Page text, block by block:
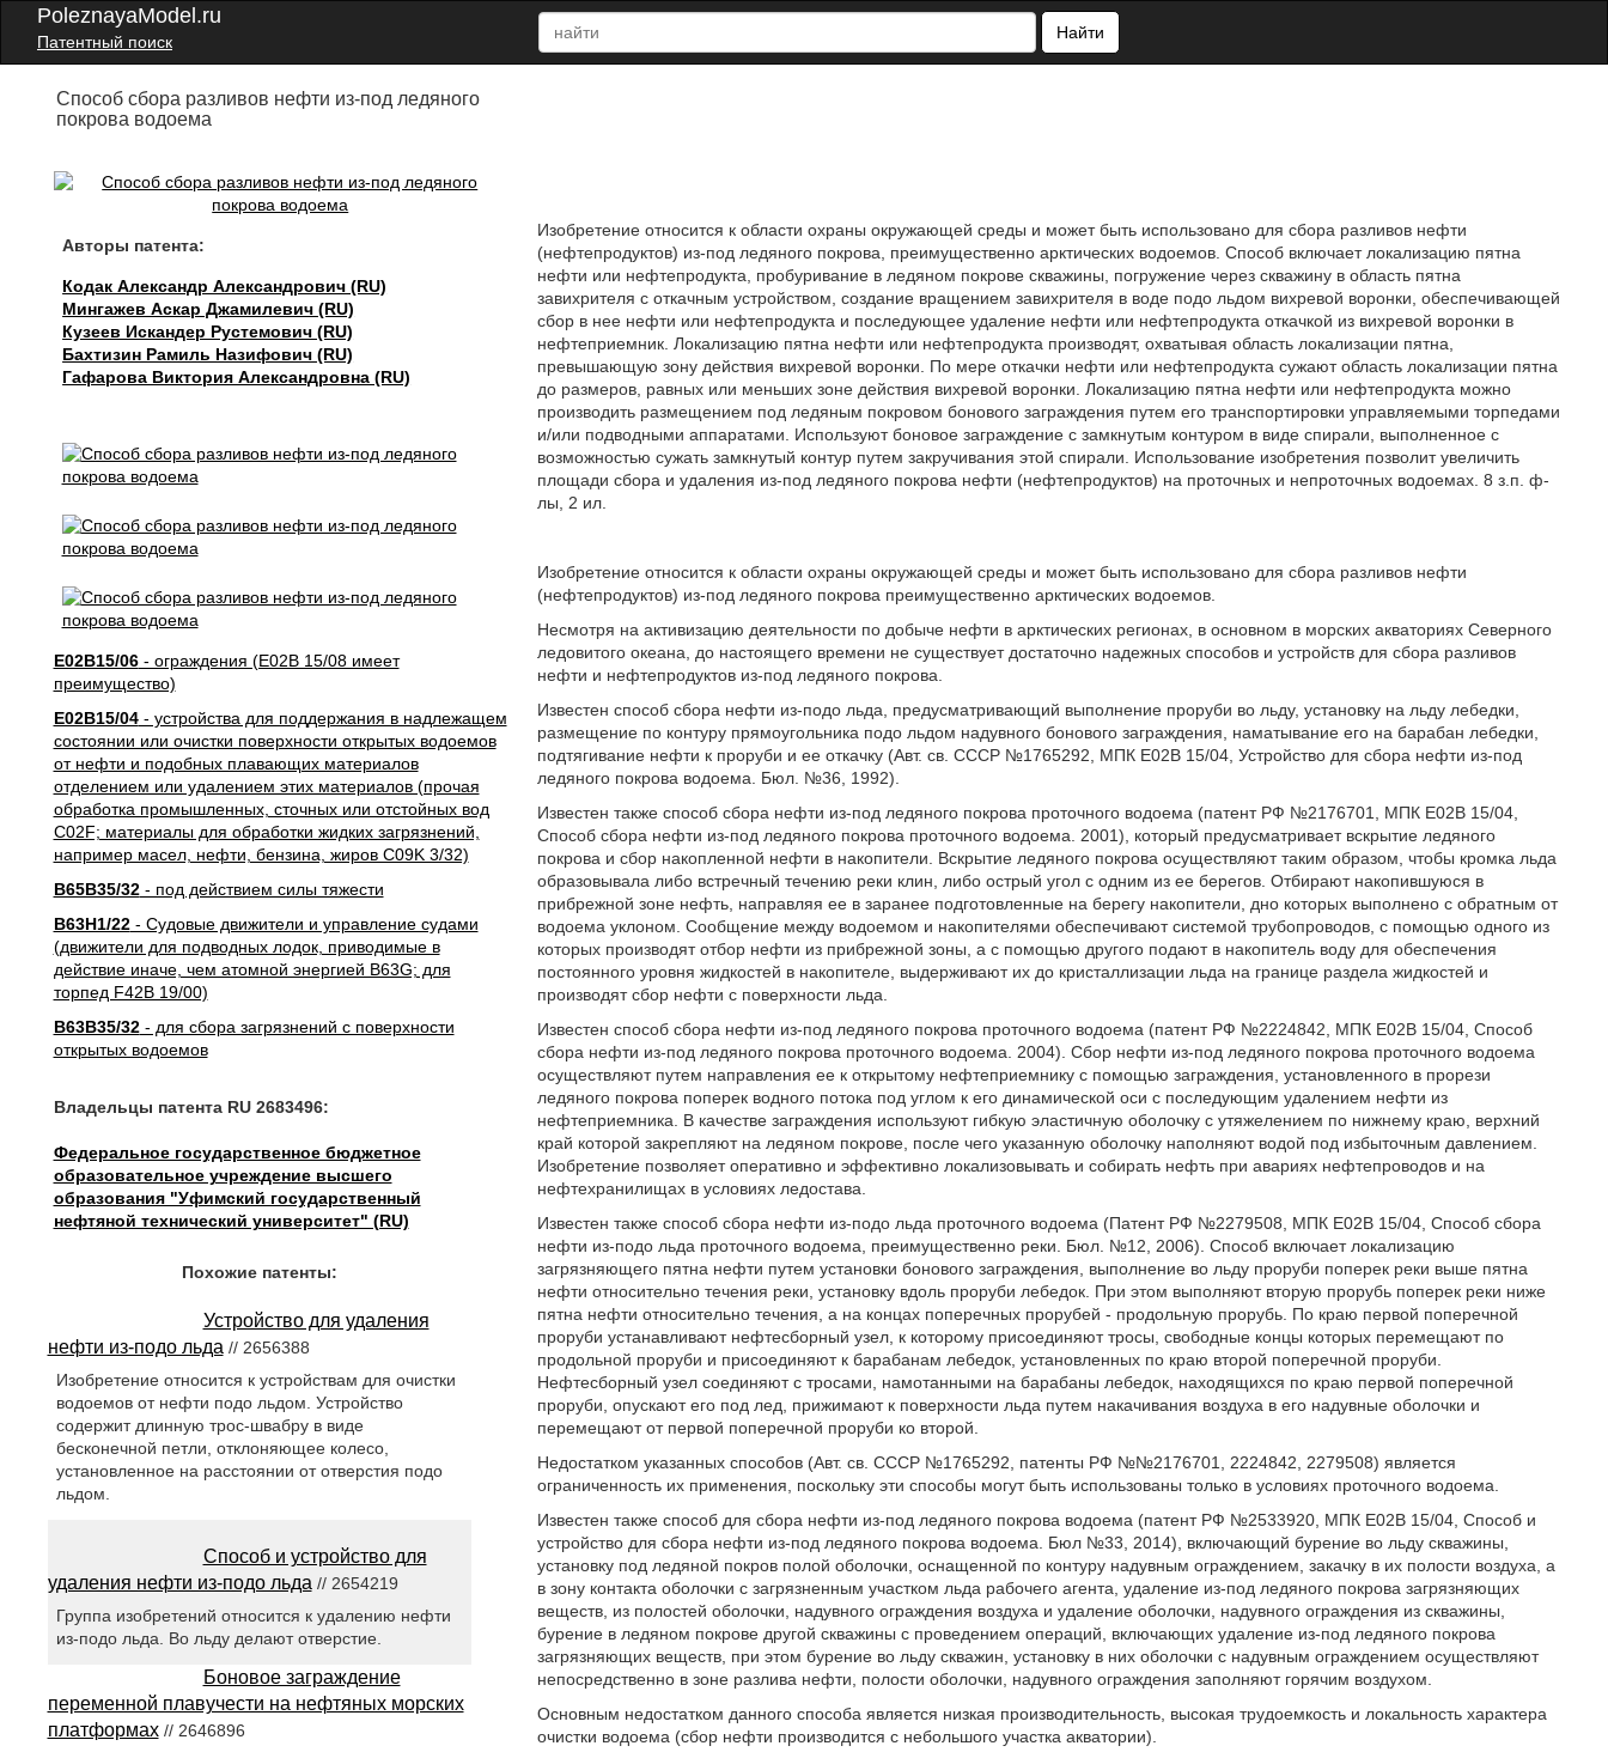
PoleznayaModel.ru
Патентный поиск
Найти
Способ сбора разливов нефти из-под ледяного
покрова водоема
Авторы патента:
Кодак Александр Александрович (RU)
Мингажев Аскар Джамилевич (RU)
Кузеев Искандер Рустемович (RU)
Бахтизин Рамиль Назифович (RU)
Гафарова Виктория Александровна (RU)
E02B15/06- ограждения (E02B 15/08 имеет
преимущество)
E02B15/04- устройства для поддержания в надлежащем
состоянии или очистки поверхности открытых водоемов
от нефти и подобных плавающих материалов
отделением или удалением этих материалов (прочая
обработка промышленных, сточных или отстойных вод
C02F; материалы для обработки жидких загрязнений,
например масел, нефти, бензина, жиров C09K 3/32)
B65B35/32- под действием силы тяжести
B63H1/22- Судовые движители и управление судами
(движители для подводных лодок, приводимые в
действие иначе, чем атомной энергией B63G; для
торпед F42B 19/00)
B63B35/32- для сбора загрязнений с поверхности
открытых водоемов
Владельцы патента RU 2683496:
Федеральное государственное бюджетное
образовательное учреждение высшего
образования "Уфимский государственный
нефтяной технический университет" (RU)
Изобретение относится к области охраны окружающей среды и может быть использовано для сбора разливов нефти
(нефтепродуктов) из-под ледяного покрова, преимущественно арктических водоемов. Способ включает локализацию пятна
нефти или нефтепродукта, пробуривание в ледяном покрове скважины, погружение через скважину в область пятна
завихрителя с откачным устройством, создание вращением завихрителя в воде подо льдом вихревой воронки, обеспечивающей
сбор в нее нефти или нефтепродукта и последующее удаление нефти или нефтепродукта откачкой из вихревой воронки в
нефтеприемник. Локализацию пятна нефти или нефтепродукта производят, охватывая область локализации пятна,
превышающую зону действия вихревой воронки. По мере откачки нефти или нефтепродукта сужают область локализации пятна
до размеров, равных или меньших зоне действия вихревой воронки. Локализацию пятна нефти или нефтепродукта можно
производить размещением под ледяным покровом бонового заграждения путем его транспортировки управляемыми торпедами
и/или подводными аппаратами. Используют боновое заграждение с замкнутым контуром в виде спирали, выполненное с
возможностью сужать замкнутый контур путем закручивания этой спирали. Использование изобретения позволит увеличить
площади сбора и удаления из-под ледяного покрова нефти (нефтепродуктов) на проточных и непроточных водоемах. 8 з.п. ф-
лы, 2 ил.
Изобретение относится к области охраны окружающей среды и может быть использовано для сбора разливов нефти
(нефтепродуктов) из-под ледяного покрова преимущественно арктических водоемов.
Несмотря на активизацию деятельности по добыче нефти в арктических регионах, в основном в морских акваториях Северного
ледовитого океана, до настоящего времени не существует достаточно надежных способов и устройств для сбора разливов
нефти и нефтепродуктов из-под ледяного покрова.
Известен способ сбора нефти из-подо льда, предусматривающий выполнение проруби во льду, установку на льду лебедки,
размещение по контуру прямоугольника подо льдом надувного бонового заграждения, наматывание его на барабан лебедки,
подтягивание нефти к проруби и ее откачку (Авт. св. СССР №1765292, МПК Е02В 15/04, Устройство для сбора нефти из-под
ледяного покрова водоема. Бюл. №36, 1992).
Известен также способ сбора нефти из-под ледяного покрова проточного водоема (патент РФ №2176701, МПК Е02В 15/04,
Способ сбора нефти из-под ледяного покрова проточного водоема. 2001), который предусматривает вскрытие ледяного
покрова и сбор накопленной нефти в накопители. Вскрытие ледяного покрова осуществляют таким образом, чтобы кромка льда
образовывала либо встречный течению реки клин, либо острый угол с одним из ее берегов. Отбирают накопившуюся в
прибрежной зоне нефть, направляя ее в заранее подготовленные на берегу накопители, дно которых выполнено с обратным от
водоема уклоном. Сообщение между водоемом и накопителями обеспечивают системой трубопроводов, с помощью одного из
которых производят отбор нефти из прибрежной зоны, а с помощью другого подают в накопитель воду для обеспечения
постоянного уровня жидкостей в накопителе, выдерживают их до кристаллизации льда на границе раздела жидкостей и
производят сбор нефти с поверхности льда.
Известен способ сбора нефти из-под ледяного покрова проточного водоема (патент РФ №2224842, МПК Е02В 15/04, Способ
сбора нефти из-под ледяного покрова проточного водоема. 2004). Сбор нефти из-под ледяного покрова проточного водоема
осуществляют путем направления ее к открытому нефтеприемнику с помощью заграждения, установленного в прорези
ледяного покрова поперек водного потока под углом к его динамической оси с последующим удалением нефти из
нефтеприемника. В качестве заграждения используют гибкую эластичную оболочку с утяжелением по нижнему краю, верхний
край которой закрепляют на ледяном покрове, после чего указанную оболочку наполняют водой под избыточным давлением.
Изобретение позволяет оперативно и эффективно локализовывать и собирать нефть при авариях нефтепроводов и на
нефтехранилищах в условиях ледостава.
Известен также способ сбора нефти из-подо льда проточного водоема (Патент РФ №2279508, МПК Е02В 15/04, Способ сбора
нефти из-подо льда проточного водоема, преимущественно реки. Бюл. №12, 2006). Способ включает локализацию
загрязняющего пятна нефти путем установки бонового заграждения, выполнение во льду проруби поперек реки выше пятна
нефти относительно течения реки, установку вдоль проруби лебедок. При этом выполняют вторую прорубь поперек реки ниже
пятна нефти относительно течения, а на концах поперечных прорубей - продольную прорубь. По краю первой поперечной
проруби устанавливают нефтесборный узел, к которому присоединяют тросы, свободные концы которых перемещают по
продольной проруби и присоединяют к барабанам лебедок, установленных по краю второй поперечной проруби.
Нефтесборный узел соединяют с тросами, намотанными на барабаны лебедок, находящихся по краю первой поперечной
проруби, опускают его под лед, прижимают к поверхности льда путем накачивания воздуха в его надувные оболочки и
перемещают от первой поперечной проруби ко второй.
Недостатком указанных способов (Авт. св. СССР №1765292, патенты РФ №№2176701, 2224842, 2279508) является
ограниченность их применения, поскольку эти способы могут быть использованы только в условиях проточного водоема.
Известен также способ для сбора нефти из-под ледяного покрова водоема (патент РФ №2533920, МПК Е02В 15/04, Способ и
устройство для сбора нефти из-под ледяного покрова водоема. Бюл №33, 2014), включающий бурение во льду скважины,
установку под ледяной покров полой оболочки, оснащенной по контуру надувным ограждением, закачку в их полости воздуха, а
в зону контакта оболочки с загрязненным участком льда рабочего агента, удаление из-под ледяного покрова загрязняющих
веществ, из полостей оболочки, надувного ограждения воздуха и удаление оболочки, надувного ограждения из скважины,
бурение в ледяном покрове другой скважины с проведением операций, включающих удаление из-под ледяного покрова
загрязняющих веществ, при этом бурение во льду скважин, установку в них оболочки с надувным ограждением осуществляют
непосредственно в зоне разлива нефти, полости оболочки, надувного ограждения заполняют горячим воздухом.
Основным недостатком данного способа является низкая производительность, высокая трудоемкость и локальность характера
очистки водоема (сбор нефти производится с небольшого участка акватории).
Похожие патенты:
Устройство для удаления
нефти из-подо льда // 2656388
Изобретение относится к устройствам для очистки
водоемов от нефти подо льдом. Устройство
содержит длинную трос-швабру в виде
бесконечной петли, отклоняющее колесо,
установленное на расстоянии от отверстия подо
льдом.
Способ и устройство для
удаления нефти из-подо льда // 2654219
Группа изобретений относится к удалению нефти
из-подо льда. Во льду делают отверстие.
Боновое заграждение
переменной плавучести на нефтяных морских
платформах// 2646896